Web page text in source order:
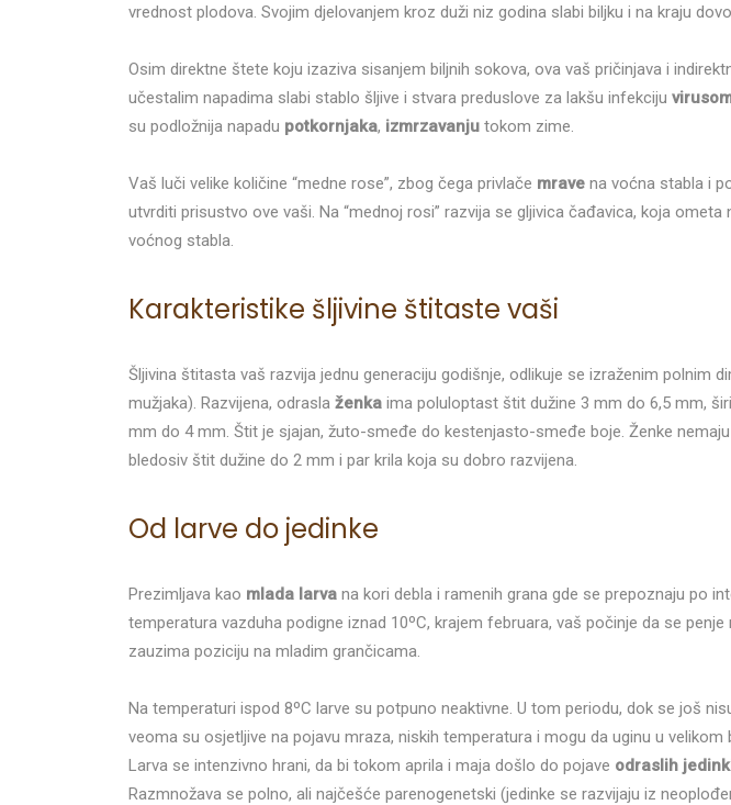
vrednost plodova. Svojim djelovanjem kroz duži niz godina slabi biljku i na kraju
Osim direktne štete koju izaziva sisanjem biljnih sokova, ova vaš pričinjava i
učestalim napadima slabi stablo šljive i stvara preduslove za lakšu infekciju
su podložnija napadu potkornjaka, izmrzavanju tokom zime.
Vaš luči velike količine “medne rose”, zbog čega privlače mrave na voćna stabla i
utvrditi prisustvo ove vaši. Na “mednoj rosi” razvija se gljivica čađavica, koja
voćnog stabla.
Karakteristike šljivine štitaste vaši
Šljivina štitasta vaš razvija jednu generaciju godišnje, odlikuje se izraženim polnim
mužjaka). Razvijena, odrasla ženka ima poluloptast štit dužine 3 mm do 6,5 mm,
mm do 4 mm. Štit je sjajan, žuto-smeđe do kestenjasto-smeđe boje. Ženke nemaju
bledosiv štit dužine do 2 mm i par krila koja su dobro razvijena.
Od larve do jedinke
Prezimljava kao mlada larva na kori debla i ramenih grana gde se prepoznaju po
temperatura vazduha podigne iznad 10ºC, krajem februara, vaš počinje da se penje
zauzima poziciju na mladim grančicama.
Na temperaturi ispod 8ºC larve su potpuno neaktivne. U tom periodu, dok se još
veoma su osjetljive na pojavu mraza, niskih temperatura i mogu da uginu u velikom
Larva se intenzivno hrani, da bi tokom aprila i maja došlo do pojave odraslih
Razmnožava se polno, ali najčešće parenogenetski (jedinke se razvijaju iz